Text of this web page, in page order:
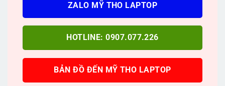
ZALO MỸ THO LAPTOP
HOTLINE: 0907.077.226
BẢN ĐỒ ĐẾN MỸ THO LAPTOP